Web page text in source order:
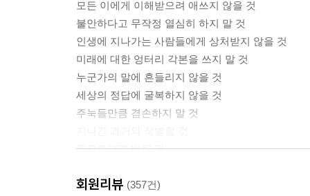
‘어떻게 돈을 벌 것인가’ 하는 질문 이전에, ‘무엇
--- 「돈으로 환원되지 않는 나 자신이 될것」 중에
사람을 불행하게 하는 두려움의 실체는 가난이
있다.
--- 「방황하는 어른이 될 것」 중에서
모든 이에게 이해받으려 애쓰지 않을 것
불안하다고 무작정 열심히 하지 말 것
인생에 지나가는 사람들에게 상처받지 않을 것
미래에 대한 엉터리 각본을 쓰지 말 것
누군가의 말에 흔들리지 않을 것
세상의 정답에 굴복하지 않을 것
주눅들만큼 겸손하지 말 것
필요하다면 버틸 것
회원리뷰 (357건)